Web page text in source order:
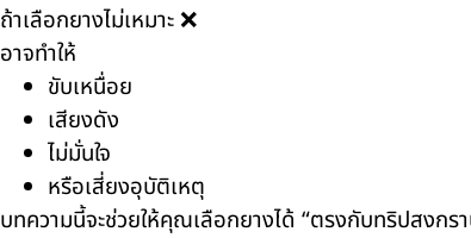
ถ้าเลือกยางไม่เหมาะ ❌
อาจทำให้
ขับเหนื่อย
เสียงดัง
ไม่มั่นใจ
หรือเสี่ยงอุบัติเหตุ
บทความนี้จะช่วยให้คุณเลือกยางได้ “ตรงกับทริปสงกร